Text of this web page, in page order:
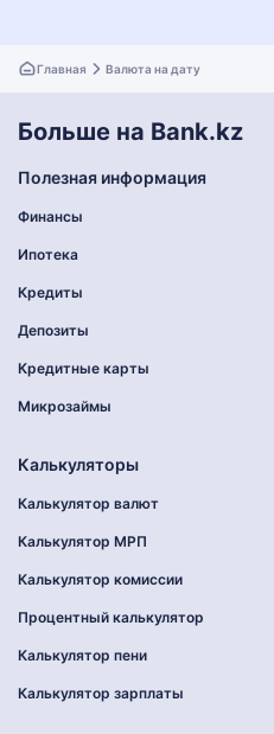
Главная Валюта на дату
Больше на Bank.kz
Полезная информация
Финансы
Ипотека
Кредиты
Депозиты
Кредитные карты
Микрозаймы
Калькуляторы
Калькулятор валют
Калькулятор МРП
Калькулятор комиссии
Процентный калькулятор
Калькулятор пени
Калькулятор зарплаты